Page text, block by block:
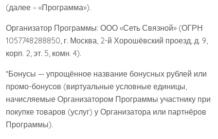
(далее – «Программа»).
Организатор Программы: ООО «Сеть Связной» (ОГРН
1057748288850, г. Москва, 2-й Хорошёвский проезд, д. 9,
корп. 2, эт. 5, комн. 4).
*Бонусы — упрощённое название бонусных рублей или
промо-бонусов (виртуальные условные единицы,
начисляемые Организатором Программы участнику при
покупке товаров (услуг) у Организатора или партнёров
Программы).